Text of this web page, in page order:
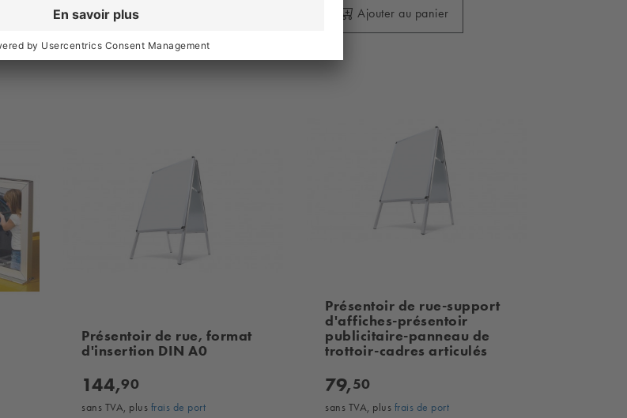
Ajouter au panier Ajouter au panier
Présentoir de rue, format
d'insertion DIN A0
144,90
sans TVA, plus frais de port
Présentoir de rue-support
d'affiches-présentoir
publicitaire-panneau de
trottoir-cadres articulés
79,50
sans TVA, plus frais de port